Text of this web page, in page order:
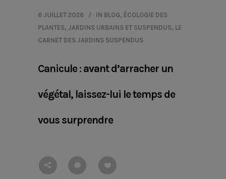
6 JUILLET 2026 IN BLOG, ÉCOLOGIE DES
PLANTES, JARDINS URBAINS ET SUSPENDUS, LE
CARNET DES JARDINS SUSPENDUS
Canicule : avant d’arracher un
végétal, laissez-lui le temps de
vous surprendre